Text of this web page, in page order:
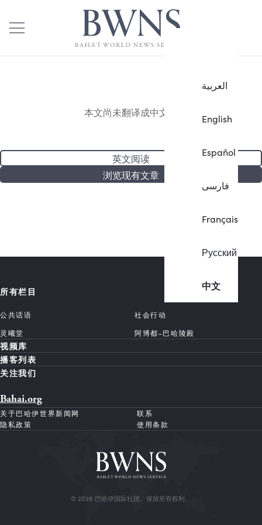
العربية
English
Español
فارسی
Français
Русский
中文
本文尚未翻译成中文。
英文阅读
浏览现有文章
所有栏目
公共话语
社会行动
灵曦堂
阿博都-巴哈陵殿
视频库
播客列表
关注我们
Bahai.org
关于巴哈伊世界新闻网
联系
隐私政策
使用条款
© 2026 巴哈伊国际社团。保留所有权利。